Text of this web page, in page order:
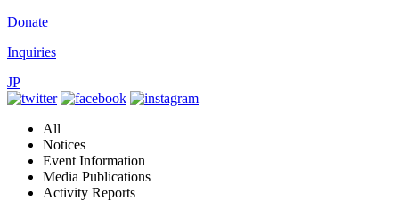
Donate
Inquiries
JP
All
Notices
Event Information
Media Publications
Activity Reports